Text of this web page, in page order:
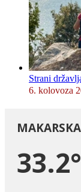
Strani
6. kolovoza